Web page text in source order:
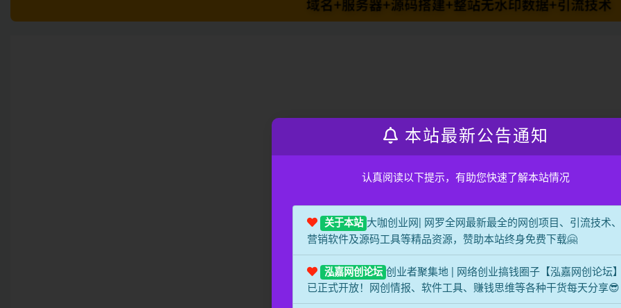
本站最新公告通知
认真阅读以下提示，有助您快速了解本站情况
关于本站 大咖创业网| 网罗全网最新最全的网创项目、引流技术
营销软件及源码工具等精品资源，赞助本站终身免费下载🤗
泓嘉网创论坛 创业者聚集地 | 网络创业搞钱圈子【泓嘉网创论坛
已正式开放！网创情报、软件工具、赚钱思维等各种干货每天分享😎